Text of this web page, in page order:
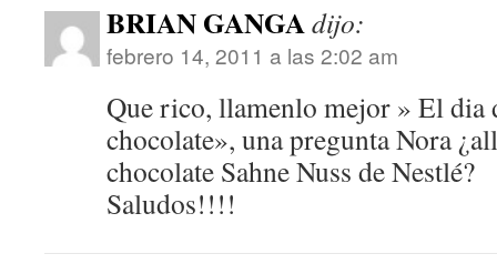
BRIAN GANGAdijo:
febrero 14, 2011 a las 2:02 am
Que rico, llamenlo mejor » El dia
chocolate», una pregunta Nora
chocolate Sahne Nuss de Nestlé?
Saludos!!!!